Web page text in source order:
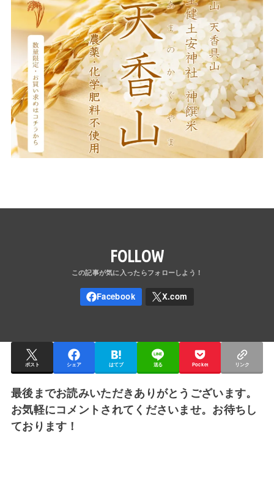
FOLLOW
ポスト シェア はてブ 送る Pocket リンク
最後までお読みいただきありがとうございます。
お気軽にコメントされてくださいませ。お待ちし
ております！